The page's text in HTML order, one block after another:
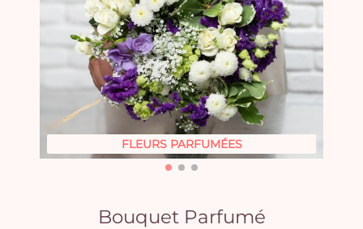
FLEURS PARFUMÉES
Bouquet Parfumé